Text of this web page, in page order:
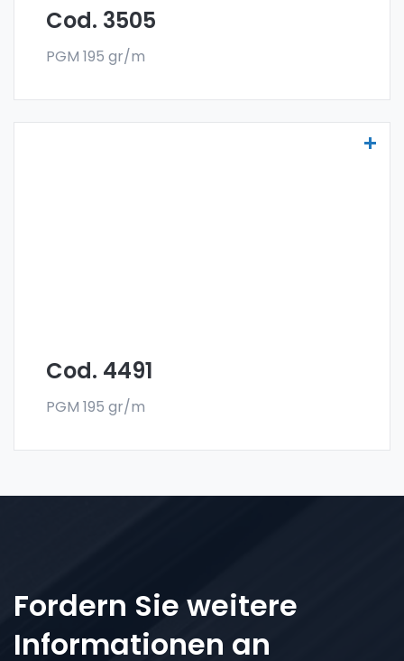
Cod. 3505
PGM 195 gr/m
Cod. 4491
PGM 195 gr/m
Fordern Sie weitere
Informationen an